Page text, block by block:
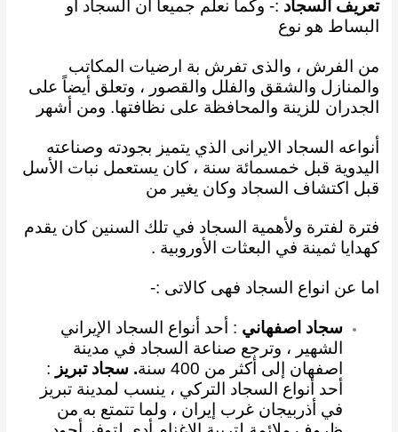
تعريف السجاد :- وكما نعلم جميعا ان السجاد او
البساط هو نوع
من الفرش ، والذى تفرش بة ارضيات المكاتب
والمنازل والشقق والفلل والقصور ، وتعلق أيضاً على
الجدران للزينة والمحافظة على نظافتها. ومن أشهر
أنواعه السجاد الايرانى الذي يتميز بجودته وصناعته
اليدوية قبل خمسمائة سنة ، كان يستعمل نبات الأسل
قبل اكتشاف السجاد وكان يغير من
فترة لفترة ولأهمية السجاد في تلك السنين كان يقدم
كهدايا ثمينة في البعثات
الأوروبية .
اما عن انواع السجاد فهى كالاتى :-
سجاد اصفهاني : أحد أنواع السجاد الإيراني
الشهير ، وترجع صناعة السجاد في مدينة
اصفهان إلى أكثر من 400 سنة
. سجاد تبريز :
أحد أنواع السجاد التركي ، ينسب لمدينة تبريز
في أذربيجان غرب إيران ، ولما تتمتع به من